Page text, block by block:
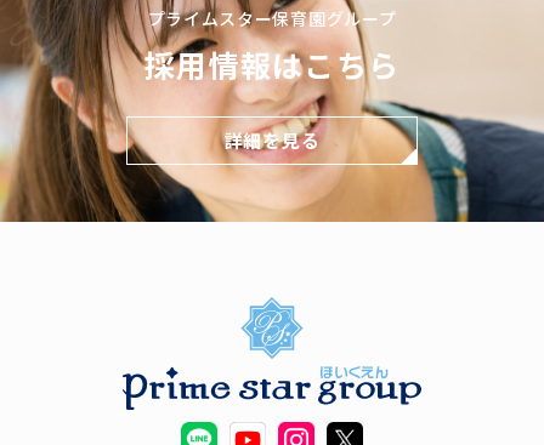
プライムスター保育園グループ
採用情報はこちら
詳細を見る